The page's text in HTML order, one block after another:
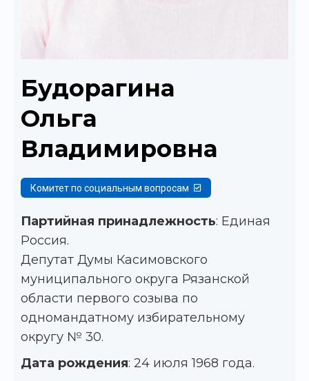
Будорагина
Ольга
Владимировна
Комитет по социальным вопросам
Партийная принадлежность: Единая
Россия.
Депутат Думы Касимовского
муниципального округа Рязанской
области первого созыва по
одномандатному избирательному
округу № 30.
Дата рождения: 24 июля 1968 года.